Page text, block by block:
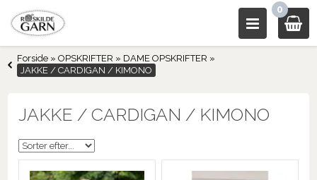
0
Forside »OPSKRIFTER » DAME OPSKRIFTER »
JAKKE / CARDIGAN / KIMONO
JAKKE / CARDIGAN / KIMONO